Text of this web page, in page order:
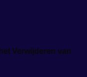
Verwijderen van